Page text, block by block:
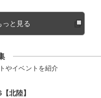
っと見る
やイベントを紹介
北陸】